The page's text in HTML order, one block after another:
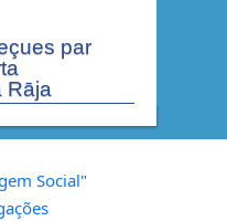
par
Rāja
Social"